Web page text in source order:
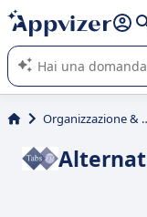
righe con
shift + enter
L'IA di Appvizer vi
software SaaS per la